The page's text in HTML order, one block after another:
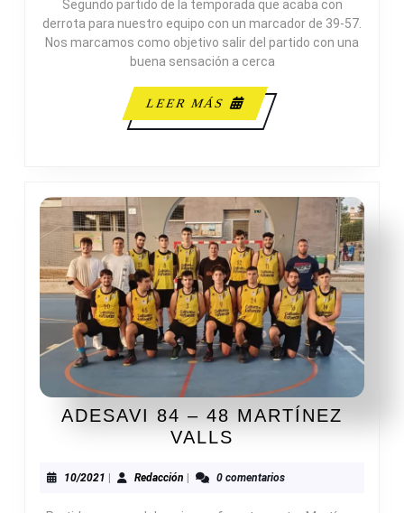
SAN
BLAS
ROJO
Segundo partido de la temporada que acaba con
derrota para nuestro equipo con un marcador de 39-57.
Nos marcamos como objetivo salir del partido con una
buena sensación a cerca
LEER MÁS
LEER
MÁS
ADESAVI 84 – 48 MARTÍNEZ
VALLS
–
10/2021 10/2021RedacciónRedacción0 comentarios